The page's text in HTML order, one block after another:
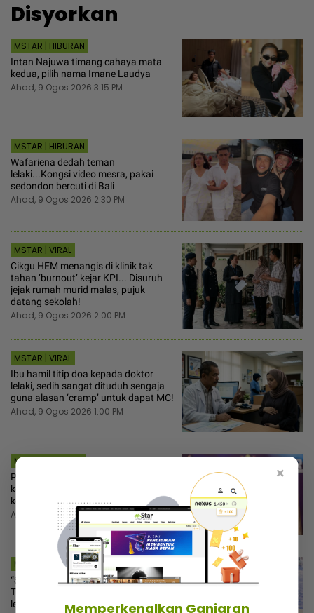
Disyorkan
MSTAR | HIBURAN
Intan Najuwa timang cahaya mata
kedua, pilih nama Imane Laudya
Ahad, 9 Ogos 2026 3:15 PM
MSTAR | HIBURAN
Wafariena dedah teman
lelaki...Kongsi video mesra, pakai
sedondon bercuti di Bali
Ahad, 9 Ogos 2026 2:30 PM
MSTAR | VIRAL
Cikgu HEM menangis di klinik tak
tahan ‘burnout’ kejar KPI... Disuruh
jejak rumah murid malas, pujuk
datang sekolah!
Ahad, 9 Ogos 2026 2:00 PM
MSTAR | VIRAL
Ibu hamil titip doa kepada doktor
lelaki, sedih sangat dituduh sengaja
guna alasan ‘cramp’ untuk dapat MC!
Ahad, 9 Ogos 2026 1:00 PM
MSTAR | SEMASA
Peluang menarik… PH sambut baik
kesediaan BN runding pembahagian
kerusi PRN Melaka
Ahad, 9 Ogos 2026 12:51 PM
MSTAR | HIBURAN
“Saya ibarat gadis 18 tahun“ - Maria
Tunku Sabri akui tahap kesihatan
lebih baik lepas bariatrik, kini boleh
×
Memperkenalkan Ganjaran